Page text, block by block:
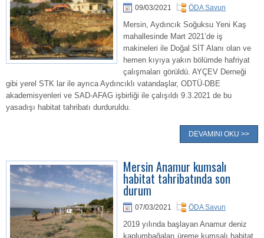
09/03/2021 ÖDA Savun
Mersin, Aydıncık Soğuksu Yeni Kaş
mahallesinde Mart 2021’de iş
makineleri ile Doğal SİT Alanı olan ve
hemen kıyıya yakın bölümde hafriyat
çalışmaları görüldü. AYÇEV Derneği
gibi yerel STK lar ile ayrıca Aydıncıklı vatandaşlar, ODTÜ-DBE
akademisyenleri ve SAD-AFAG işbirliği ile çalışıldı 9.3.2021 de bu
yasadışı habitat tahribatı durduruldu.
DEVAMINI OKU >>
Mersin Anamur kumsalı
habitat tahribatında son
durum
07/03/2021 ÖDA Savun
2019 yılında başlayan Anamur deniz
kaplumbağaları üreme kumsalı habitat